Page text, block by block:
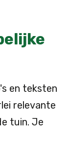
en teksten
relevante
tuin. Je